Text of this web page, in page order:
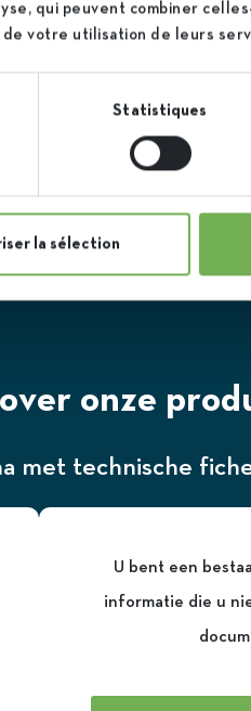
qui peuvent combiner
votre utilisation de leurs
Statistiques
la sélection
onze
met technische
U bent een
informatie die u